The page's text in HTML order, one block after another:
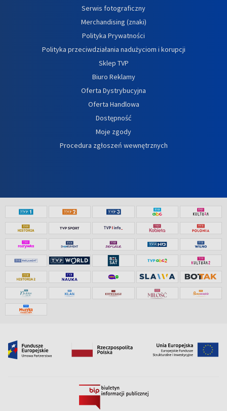
Serwis fotograficzny
Merchandising (znaki)
Polityka Prywatności
Polityka przeciwdziałania nadużyciom i korupcji
Sklep TVP
Biuro Reklamy
Oferta Dystrybucyjna
Oferta Handlowa
Dostępność
Moje zgody
Procedura zgłoszeń wewnętrznych